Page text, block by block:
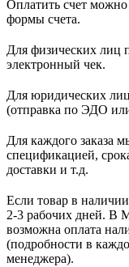
Оплатить счет
формы счета.
Для физических лиц
электронный чек.
Для юридических
(отправка по ЭДО
Для каждого заказа
спецификацией,
доставки и т.д.
Если товар в
2-3 рабочих дней. В
возможна оплата
(подробности в
менеджера).